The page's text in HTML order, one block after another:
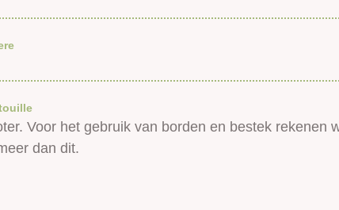
Voor het gebruik van borden en bestek
dan dit.